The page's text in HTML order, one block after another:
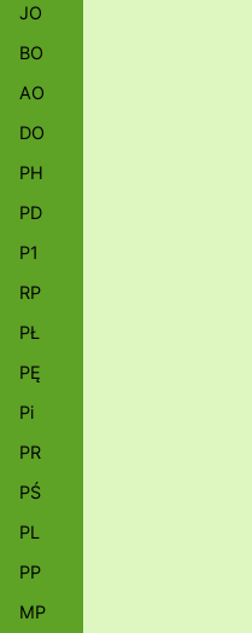
JO
BO
AO
DO
PH
PD
P1
RP
PŁ
PĘ
Pi
PR
PŚ
PL
PP
MP